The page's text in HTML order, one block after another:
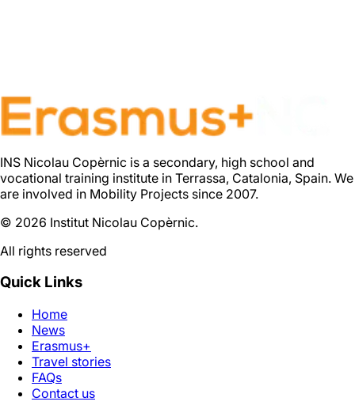
INS Nicolau Copèrnic is a secondary, high school and
vocational training institute in Terrassa, Catalonia, Spain. We
are involved in Mobility Projects since 2007.
© 2026 Institut Nicolau Copèrnic.
All rights reserved
Quick Links
Home
News
Erasmus+
Travel stories
FAQs
Contact us